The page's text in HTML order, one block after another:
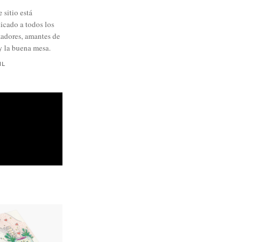
sitio está
a todos los
amantes de
buena mesa.